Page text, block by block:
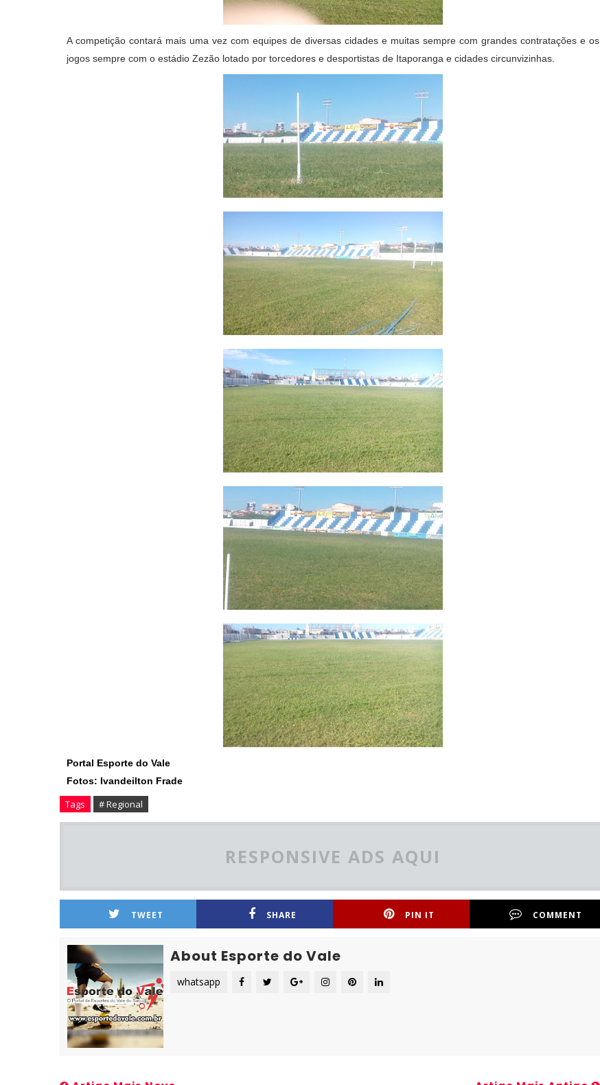
A competição contará mais uma vez com equipes de diversas cidades e muitas sempre com grandes contratações e os
jogos sempre com o estádio Zezão lotado por torcedores e desportistas de Itaporanga e cidades circunvizinhas.
Portal Esporte do Vale
Fotos: Ivandeilton Frade
Tags # Regional
RESPONSIVE ADS AQUI
TWEET SHARE PIN IT COMMENT
About Esporte do Vale
whatsapp